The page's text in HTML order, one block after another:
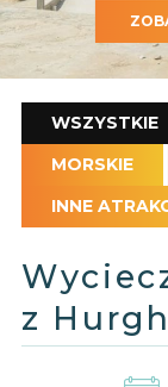
WSZYSTKIE
MORSKIE
INNE
z